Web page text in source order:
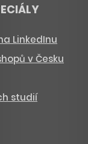
LinkedInu
v Česku
studií